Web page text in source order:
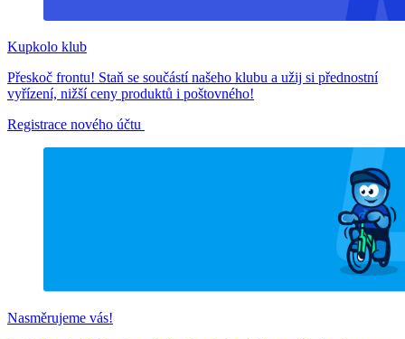
Kupkolo klub
Přeskoč frontu! Staň se součástí našeho klubu a užij si přednostní
vyřízení, nižší ceny produktů i poštovného!
Registrace nového účtu
Nasměrujeme vás!